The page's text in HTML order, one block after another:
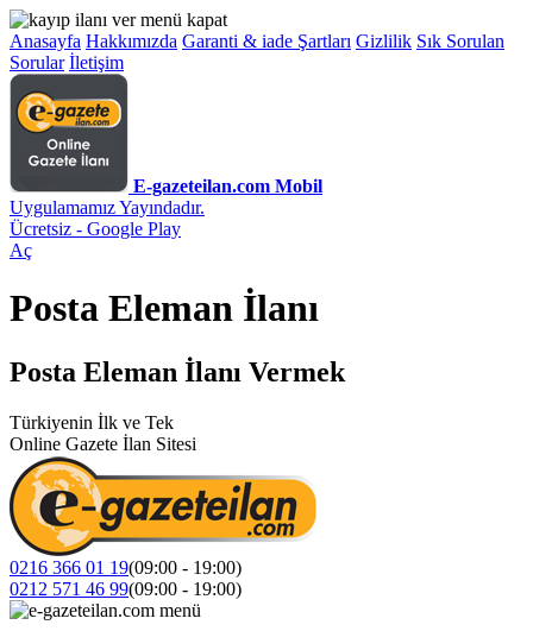
Anasayfa Hakkımızda Garanti & iade Şartları Gizlilik Sık Sorulan
Sorular İletişim
E-gazeteilan.com Mobil
Uygulamamız Yayındadır.
Ücretsiz - Google Play
Aç
Posta Eleman İlanı
Posta Eleman İlanı Vermek
Türkiyenin İlk ve Tek
Online Gazete İlan Sitesi
0216 366 01 19(09:00 - 19:00)
0212 571 46 99(09:00 - 19:00)